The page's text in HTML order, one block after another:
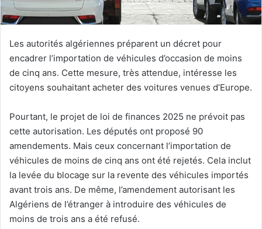
Les autorités algériennes préparent un décret pour
encadrer l’importation de véhicules d’occasion de moins
de cinq ans. Cette mesure, très attendue, intéresse les
citoyens souhaitant acheter des voitures venues d’Europe.
Pourtant, le projet de loi de finances 2025 ne prévoit pas
cette autorisation. Les députés ont proposé 90
amendements. Mais ceux concernant l’importation de
véhicules de moins de cinq ans ont été rejetés. Cela inclut
la levée du blocage sur la revente des véhicules importés
avant trois ans. De même, l’amendement autorisant les
Algériens de l’étranger à introduire des véhicules de
moins de trois ans a été refusé.